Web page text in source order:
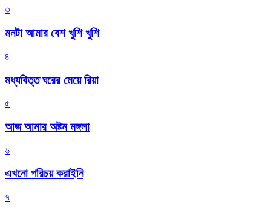
৩
মনটা আমার বেশ খুশি খুশি
৪
মধ্যবিত্ত ঘরের মেয়ে রিয়া
৫
আজ আমার অষ্টম মঙ্গলা
৬
এখনো পরিচয় করাইনি
৭